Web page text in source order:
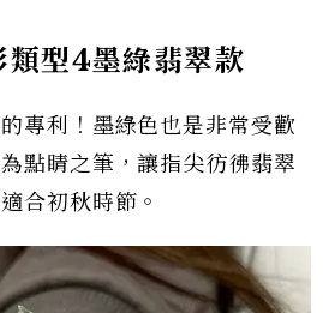
類型4墨綠翡翠款
專利！墨綠色也是非常受歡
點睛之筆，讓指尖彷彿翡翠
合初秋時節。